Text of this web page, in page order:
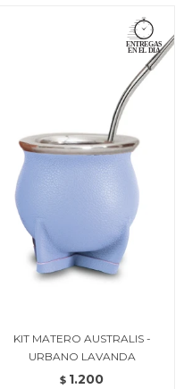
KIT MATERO AUSTRALIS -
URBANO LAVANDA
$ 1.200